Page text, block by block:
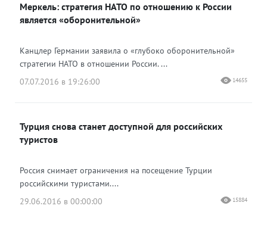
Меркель: стратегия НАТО по отношению к России
является «оборонительной»
Канцлер Германии заявила о «глубоко оборонительной»
стратегии НАТО в отношении России. ...
07.07.2016 в 19:26:00
14655
Турция снова станет доступной для российских
туристов
Россия снимает ограничения на посещение Турции
российскими туристами....
29.06.2016 в 00:00:00
15884